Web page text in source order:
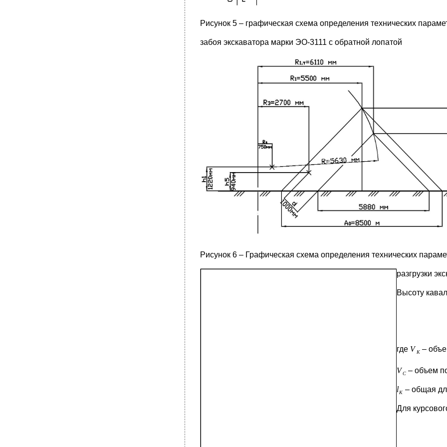
Рисунок 5 – графическая схема определения технических
забоя экскаватора марки ЭО-3111 с обратной лопатой
Рисунок 6 – Графическая схема определения технических
разгрузки
Высоту
где –
– объем
– общая
Для